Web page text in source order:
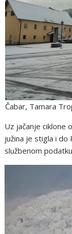
Čabar, Tamara
Uz jačanje ciklone
južina je stigla i
službenom